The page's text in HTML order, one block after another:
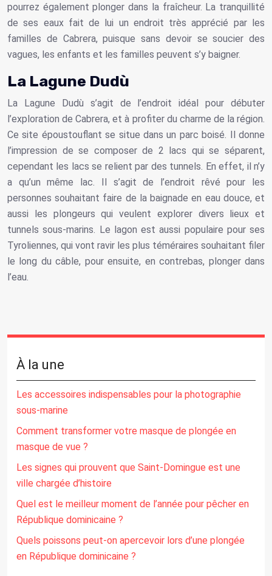
pourrez également plonger dans la fraîcheur. La tranquillité
de ses eaux fait de lui un endroit très apprécié par les
familles de Cabrera, puisque sans devoir se soucier des
vagues, les enfants et les familles peuvent s’y baigner.
La Lagune Dudù
La Lagune Dudù s’agit de l’endroit idéal pour débuter
l’exploration de Cabrera, et à profiter du charme de la région.
Ce site époustouflant se situe dans un parc boisé. Il donne
l’impression de se composer de 2 lacs qui se séparent,
cependant les lacs se relient par des tunnels. En effet, il n’y
a qu’un même lac. Il s’agit de l’endroit rêvé pour les
personnes souhaitant faire de la baignade en eau douce, et
aussi les plongeurs qui veulent explorer divers lieux et
tunnels sous-marins. Le lagon est aussi populaire pour ses
Tyroliennes, qui vont ravir les plus téméraires souhaitant filer
le long du câble, pour ensuite, en contrebas, plonger dans
l’eau.
À la une
Les accessoires indispensables pour la photographie
sous-marine
Comment transformer votre masque de plongée en
masque de vue ?
Les signes qui prouvent que Saint-Domingue est une
ville chargée d’histoire
Quel est le meilleur moment de l’année pour pêcher en
République dominicaine ?
Quels poissons peut-on apercevoir lors d’une plongée
en République dominicaine ?